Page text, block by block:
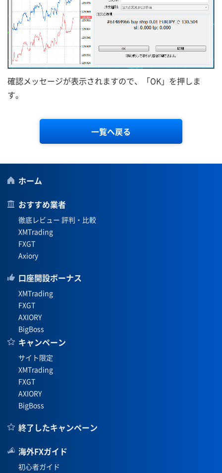
確認メッセージが表示されますので、「OK」を押しま
す。
一覧へ戻る
ホーム
おすすめ業者
徹底レビュー 評判・比較
XMTrading
FXGT
Axiory
口座開設ボーナス
XMTrading
FXGT
AXIORY
BigBoss
キャンペーン
サイト限定
XMTrading
FXGT
AXIORY
BigBoss
終了したキャンペーン
海外FXガイド
初心者ガイド